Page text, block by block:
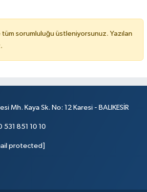
sorumluluğu üstleniyorsunuz. Yazılan
Mh. Kaya Sk. No: 12 Karesi - BALIKESİR
531 851 10 10
protected]